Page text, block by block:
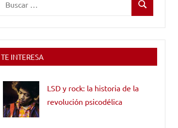
Buscar
TE INTERESA
LSD y rock: la historia de la
revolución psicodélica